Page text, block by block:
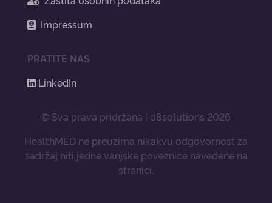
Impressum
PRATITE NAS
LinkedIn
© Sva prava pridržana | d8solutions 2026
HealthMED ne preuzima nikakvu odgovornost za
sadržaj niti jedne vanjske poveznice navedene na
stranici.